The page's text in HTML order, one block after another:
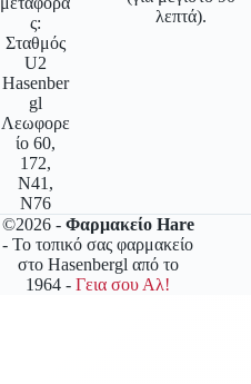
ς:
Σταθμός
U2
Hasenber
gl
Λεωφορε
ίο 60,
172,
N41,
N76
λεπτά).
©2026 - Φαρμακείο Hare
- Το τοπικό σας φαρμακείο
στο Hasenbergl από το
1964 -Γεια σου Αλ!